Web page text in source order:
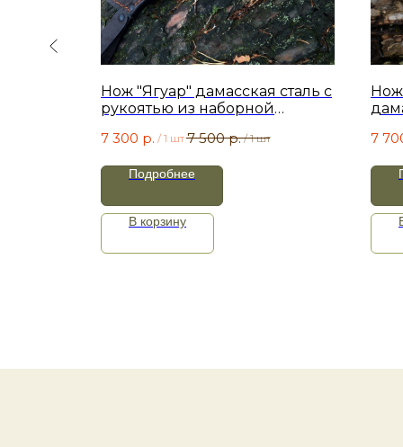
Нож "Ягуар" дамасская сталь с
рукоятью из наборной
7 300 р. / 1 шт 7 500 р. / 1 шт
Подробнее
В корзину
7